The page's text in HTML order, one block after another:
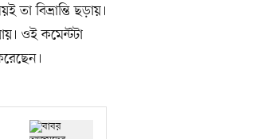
বিভ্রান্তি ছড়ায়।
ওই কমেন্টটা